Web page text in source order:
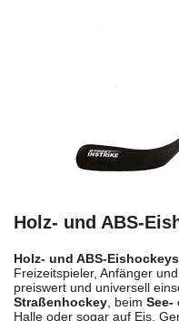
Holz- und ABS-
Holz- und ABS-
Freizeitspieler, Anfänger
preiswert und universell
Straßenhockey , beim See-
Halle oder sogar auf Eis.